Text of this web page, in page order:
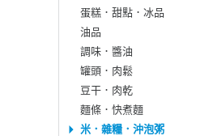
蛋糕．甜點．冰品
油品
調味．醬油
罐頭．肉鬆
豆干．肉乾
麵條．快煮麵
米．雜糧．沖泡粥